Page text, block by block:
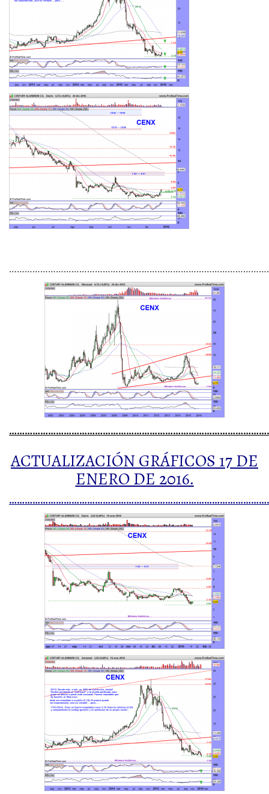
ACTUALIZACIÓN GRÁFICOS 17 DE
ENERO DE 2016.